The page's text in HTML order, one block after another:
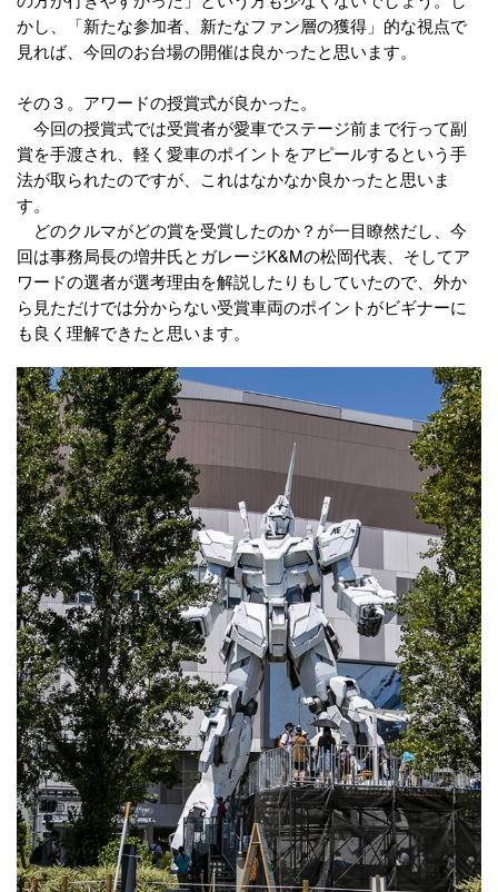
かし、「新たな参加者、新たなファン層の獲得」的な視点で
見れば、今回のお台場の開催は良かったと思います。
その３。アワードの授賞式が良かった。
今回の授賞式では受賞者が愛車でステージ前まで行って副
賞を手渡され、軽く愛車のポイントをアピールするという手
法が取られたのですが、これはなかなか良かったと思いま
す。
どのクルマがどの賞を受賞したのか？が一目瞭然だし、今
回は事務局長の増井氏とガレージK&Mの松岡代表、そしてア
ワードの選者が選考理由を解説したりもしていたので、外か
ら見ただけでは分からない受賞車両のポイントがビギナーに
も良く理解できたと思います。